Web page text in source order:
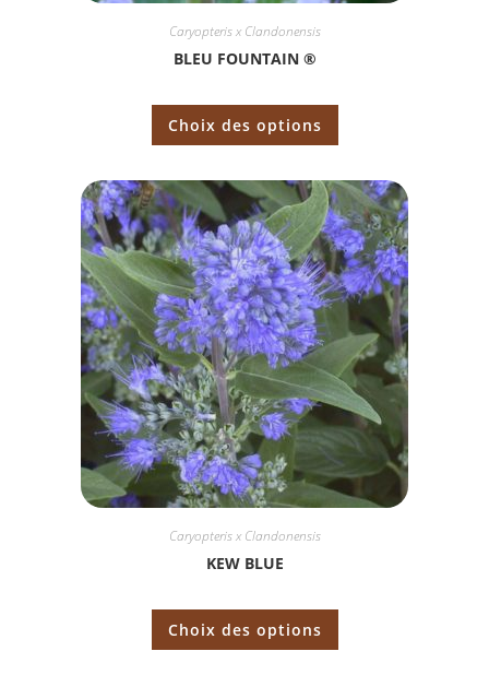
Caryopteris x Clandonensis
BLEU FOUNTAIN ®
Choix des options
Caryopteris x Clandonensis
KEW BLUE
Choix des options